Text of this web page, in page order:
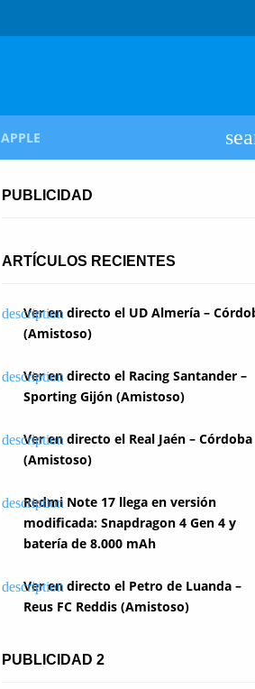
APPLE
PUBLICIDAD
ARTÍCULOS RECIENTES
Ver en directo el UD Almería –
(Amistoso)
Ver en directo el Racing Santander –
Sporting Gijón (Amistoso)
Ver en directo el Real Jaén – Córdoba
(Amistoso)
Redmi Note 17 llega en versión
modificada: Snapdragon 4 Gen 4 y
batería de 8.000 mAh
Ver en directo el Petro de Luanda –
Reus FC Reddis (Amistoso)
PUBLICIDAD 2